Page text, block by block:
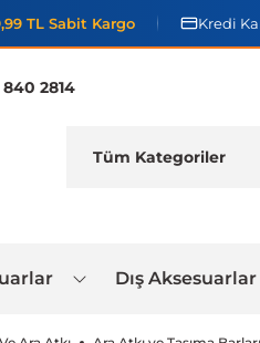
TL Sabit Kargo Kredi
2814
Dış Aksesuarlar